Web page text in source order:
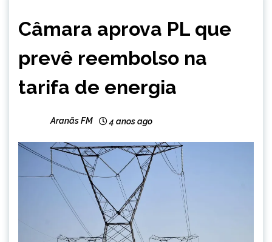
NOTÍCIAS
Câmara aprova PL que
prevê reembolso na
tarifa de energia
Aranãs FM 4 anos ago